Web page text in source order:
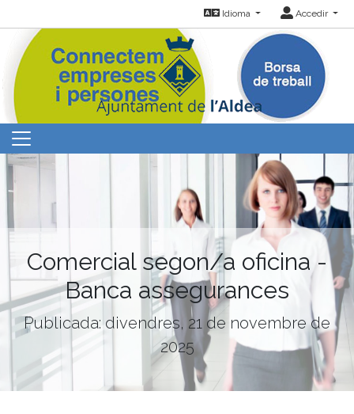
Idioma Accedir
Comercial segon/a oficina -
Banca assegurances
Publicada: divendres, 21 de novembre de
2025